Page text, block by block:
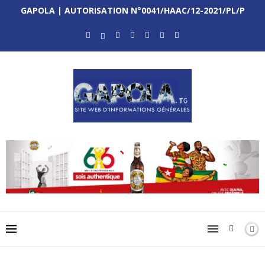
GAPOLA | AUTORISATION N°0041/HAAC/12-2021/PL/P